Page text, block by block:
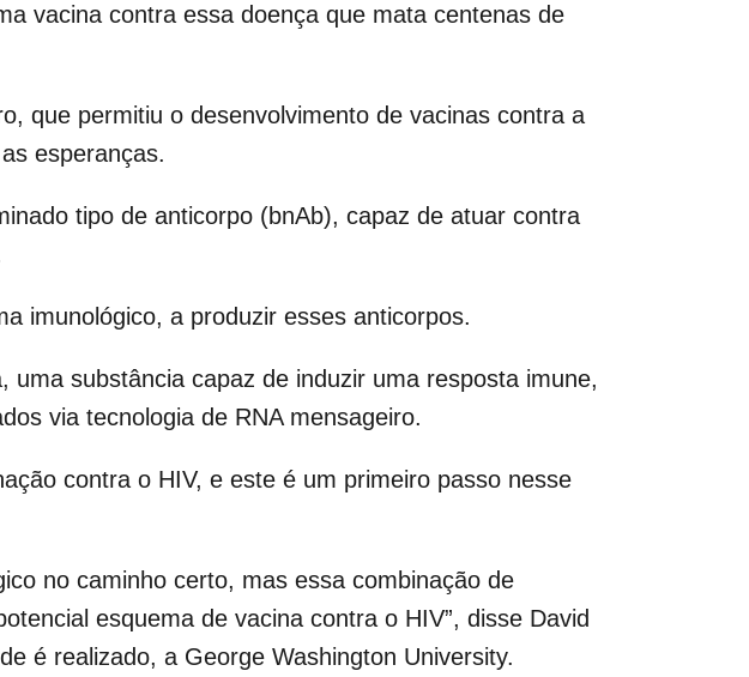
vacina contra essa doença que mata centenas de
que permitiu o desenvolvimento de vacinas contra a
esperanças.
tipo de anticorpo (bnAb), capaz de atuar contra
imunológico, a produzir esses anticorpos.
substância capaz de induzir uma resposta imune,
via tecnologia de RNA mensageiro.
contra o HIV, e este é um primeiro passo nesse
no caminho certo, mas essa combinação de
esquema de vacina contra o HIV”, disse David
é realizado, a George Washington University.